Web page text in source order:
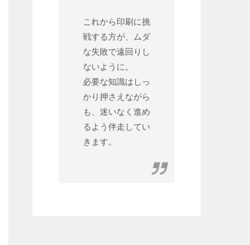
これから印刷に挑
戦する方が、ムダ
な失敗で遠回りし
ないように。
必要な知識はしっ
かり押さえながら
も、迷いなく進め
るよう伴走してい
きます。